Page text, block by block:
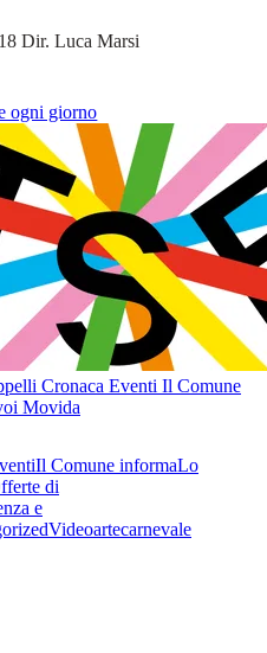
Dir. Luca Marsi
ogni giorno
Cronaca Eventi Il Comune
Movida
Il Comune informaLo
di
e
Videoartecarnevale